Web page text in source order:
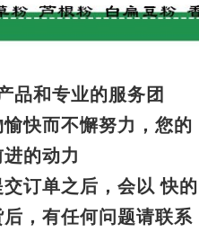
品和专业的服务团
快而不懈努力，您的
的动力
订单之后，会以 快的
，有任何问题请联系